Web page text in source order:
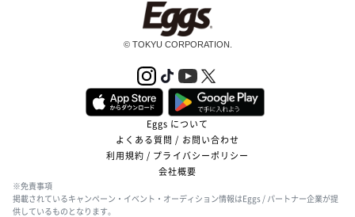
© TOKYU CORPORATION.
Eggs について
よくある質問 / お問い合わせ
利用規約 / プライバシーポリシー
会社概要
※免責事項
掲載されているキャンペーン・イベント・オーディション情報はEggs / パートナー企業が提
供しているものとなります。